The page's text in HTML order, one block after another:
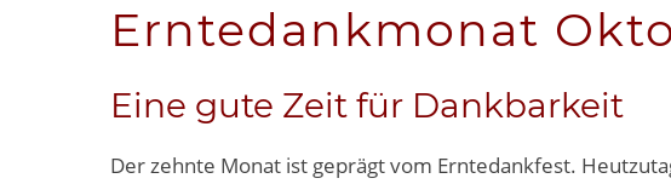
Erntedankmonat
Eine gute Zeit für Dankbarkeit
Der zehnte Monat ist geprägt vom Erntedankfest.